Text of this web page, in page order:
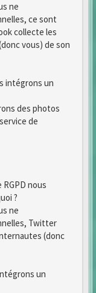
ne
ce sont
collecte les
vous) de son
intégrons un
des photos
de
nous
?
ne
Twitter
(donc
un